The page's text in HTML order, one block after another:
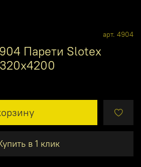
арт. 4904
Парети Slotex
в 1 клик